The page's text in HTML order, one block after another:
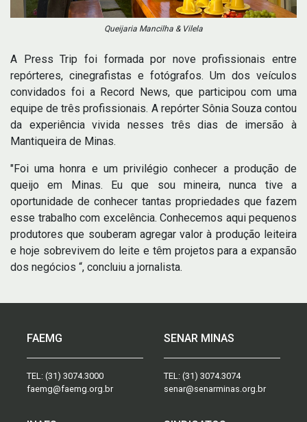
Queijaria Mancilha & Vilela
A Press Trip foi formada por nove profissionais entre
repórteres, cinegrafistas e fotógrafos. Um dos veículos
convidados foi a Record News, que participou com uma
equipe de três profissionais. A repórter Sônia Souza contou
da experiência vivida nesses três dias de imersão à
Mantiqueira de Minas.
"Foi uma honra e um privilégio conhecer a produção de
queijo em Minas. Eu que sou mineira, nunca tive a
oportunidade de conhecer tantas propriedades que fazem
esse trabalho com excelência. Conhecemos aqui pequenos
produtores que souberam agregar valor à produção leiteira
e hoje sobrevivem do leite e têm projetos para a expansão
dos negócios “, concluiu a jornalista.
FAEMG
TEL: (31) 3074.3000
faemg@faemg.org.br
SENAR MINAS
TEL: (31) 3074.3074
senar@senarminas.org.br